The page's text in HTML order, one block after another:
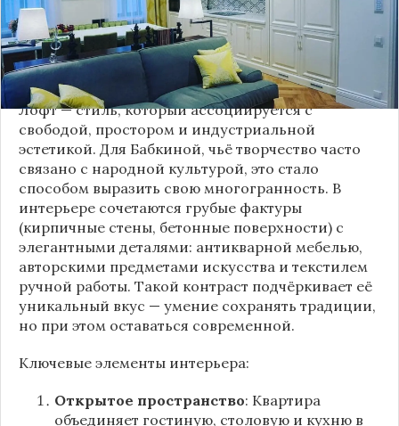
демонстрирующим её умение сочетать классику
и актуальные тенденции. Подробности о
проекте раскрывает канал “DOMEO | РЕМОНТ
КВАРТИР | НЕДВИЖИМОСТЬ” 2.
Лофт — стиль, который ассоциируется с
свободой, простором и индустриальной
эстетикой. Для Бабкиной, чьё творчество часто
связано с народной культурой, это стало
способом выразить свою многогранность. В
интерьере сочетаются грубые фактуры
(кирпичные стены, бетонные поверхности) с
элегантными деталями: антикварной мебелью,
авторскими предметами искусства и текстилем
ручной работы. Такой контраст подчёркивает её
уникальный вкус — умение сохранять традиции,
но при этом оставаться современной.
Ключевые элементы интерьера:
Открытое пространство: Квартира
объединяет гостиную, столовую и кухню в